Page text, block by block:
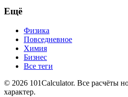
Ещё
Физика
Повседневное
Химия
Бизнес
Все теги
© 2026 101Calculator. Все расчёты
характер.